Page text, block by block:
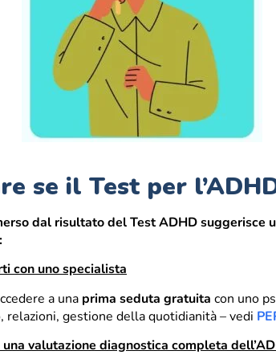
se il Test per
dal risultato del Test ADHD suggerisce
con uno specialista
a una prima seduta gratuita con uno
relazioni, gestione della quotidianità – vedi
valutazione diagnostica completa